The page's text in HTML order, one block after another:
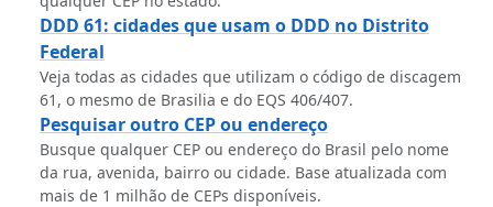
DDD 61: cidades que usam o DDD no Distrito
Federal
Veja todas as cidades que utilizam o código de discagem
61, o mesmo de Brasilia e do EQS 406/407.
Pesquisar outro CEP ou endereço
Busque qualquer CEP ou endereço do Brasil pelo nome
da rua, avenida, bairro ou cidade. Base atualizada com
mais de 1 milhão de CEPs disponíveis.